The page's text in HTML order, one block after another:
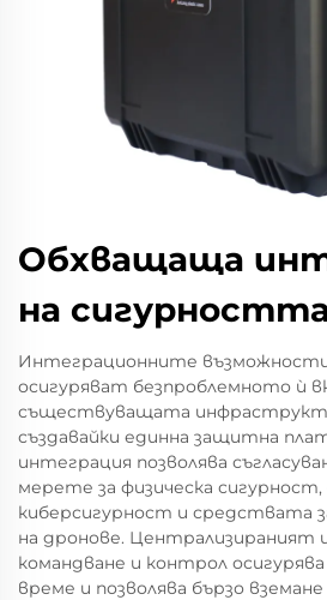
Обхващаща
на
Интеграционните
осигуряват безпроблемното ѝ
съществуващата
създавайки единна защитна
интеграция позволява
мерете за физическа
киберсигурност и средствата
на дронове. Централизираният
командване и контрол
време и позволява бързо